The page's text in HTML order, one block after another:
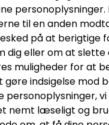
til en anden
på at berigtige
dig eller om at slette
muligheder for at
indsigelse mod
personoplysninger,
nemt læseligt og